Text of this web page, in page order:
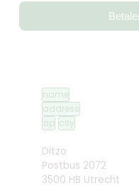
name
address
zip city
Ditzo
Postbus 2072
3500 HB Utrecht